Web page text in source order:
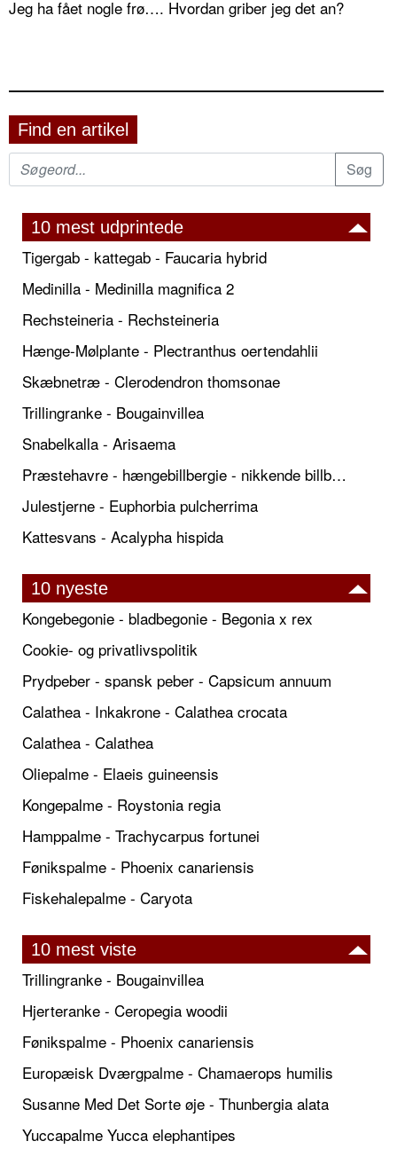
Jeg ha fået nogle frø…. Hvordan griber jeg det an?
Find en artikel
10 mest udprintede
Tigergab - kattegab - Faucaria hybrid
Medinilla - Medinilla magnifica 2
Rechsteineria - Rechsteineria
Hænge-Mølplante - Plectranthus oertendahlii
Skæbnetræ - Clerodendron thomsonae
Trillingranke - Bougainvillea
Snabelkalla - Arisaema
Præstehavre - hængebillbergie - nikkende billbergie
Julestjerne - Euphorbia pulcherrima
Kattesvans - Acalypha hispida
10 nyeste
Kongebegonie - bladbegonie - Begonia x rex
Cookie- og privatlivspolitik
Prydpeber - spansk peber - Capsicum annuum
Calathea - Inkakrone - Calathea crocata
Calathea - Calathea
Oliepalme - Elaeis guineensis
Kongepalme - Roystonia regia
Hamppalme - Trachycarpus fortunei
Fønikspalme - Phoenix canariensis
Fiskehalepalme - Caryota
10 mest viste
Trillingranke - Bougainvillea
Hjerteranke - Ceropegia woodii
Fønikspalme - Phoenix canariensis
Europæisk Dværgpalme - Chamaerops humilis
Susanne Med Det Sorte øje - Thunbergia alata
Yuccapalme Yucca elephantipes